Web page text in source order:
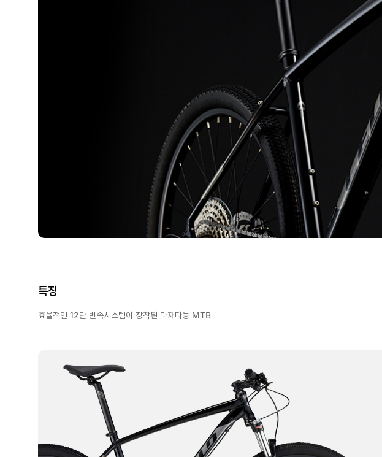
특징
효율적인 12단 변속시스템이 장착된 다재다능 MTB